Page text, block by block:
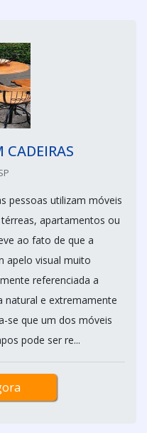
CADEIRAS
pessoas utilizam móveis
apartamentos ou
ao fato de que a
apelo visual muito
referenciada a
natural e extremamente
se que um dos móveis
pode ser re...